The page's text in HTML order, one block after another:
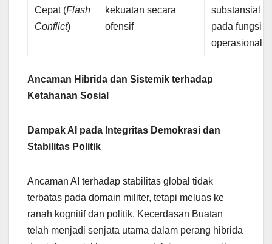
Cepat (Flash
Conflict)
kekuatan secara
ofensif
substansial
pada fungsi
operasional
Ancaman Hibrida dan Sistemik terhadap
Ketahanan Sosial
Dampak AI pada Integritas Demokrasi dan
Stabilitas Politik
Ancaman AI terhadap stabilitas global tidak
terbatas pada domain militer, tetapi meluas ke
ranah kognitif dan politik. Kecerdasan Buatan
telah menjadi senjata utama dalam perang hibrida